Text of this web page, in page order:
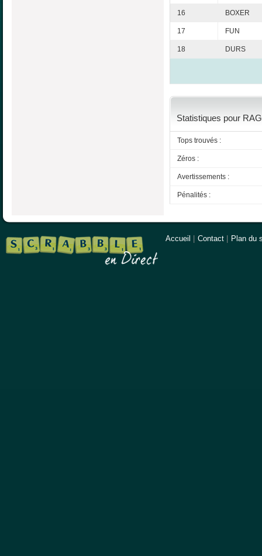
16 BOXER
17 FUN
18 DURS
Statistiques pour
Tops trouvés :
Zéros :
Avertissements :
Pénalités :
Accueil Contact Plan du